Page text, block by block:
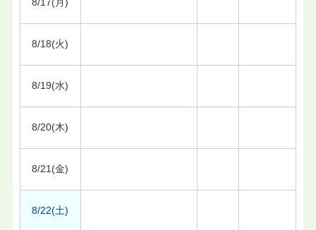
8/18(火)
8/19(水)
8/20(木)
8/21(金)
8/22(土)